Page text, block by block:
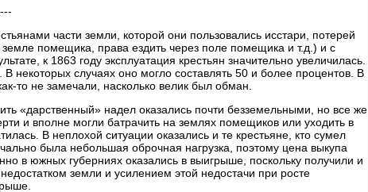
части земли, которой они пользовались исстари, потерей
помещика, права ездить через поле помещика и т.д.) и c
к 1863 году эксплуатация крестьян значительно увеличилась.
некоторых случаях оно могло составлять 50 и более процентов. В
то не замечали, насколько велик был обман.
«дарственный» надел оказались почти безземельными, но все же
и вполне могли батрачить на землях помещиков или уходить в
В неплохой ситуации оказались и те крестьяне, кто сумел
была небольшая оброчная нагрузка, поэтому цена выкупа
в южных губерниях оказались в выигрыше, поскольку получили и
земли и усилением этой недостачи при росте